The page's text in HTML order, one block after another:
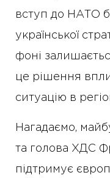
вступ до НАТО
української
фоні
це рішення
ситуацію в
Нагадаємо,
та голова ХДС
підтримує